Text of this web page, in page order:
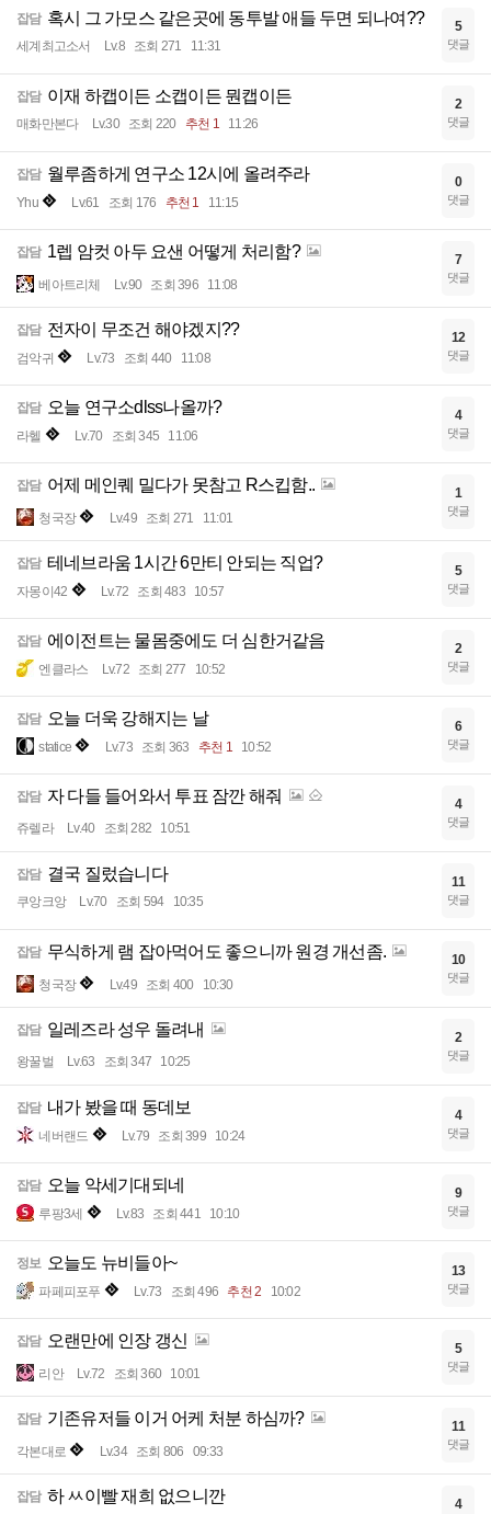
잡담 혹시 그 가모스 같은곳에 동투발 애들 두면 되나여??
세계최고소서 Lv.8 조회 271 11:31
5
댓글
잡담 이재 하캡이든 소캡이든 뭔캡이든
매화만본다 Lv.30 조회 220 추천 1 11:26
2
댓글
잡담 월루좀하게 연구소 12시에 올려주라
Yhu Lv.61 조회 176 추천 1 11:15
0
댓글
잡담 1렙 암컷 아두 요샌 어떻게 처리함?
베아트리체 Lv.90 조회 396 11:08
7
댓글
잡담 전자이 무조건 해야겠지??
검악귀 Lv.73 조회 440 11:08
12
댓글
잡담 오늘 연구소dlss나올까?
라헬 Lv.70 조회 345 11:06
4
댓글
잡담 어제 메인퀘 밀다가 못참고 R스킵함..
청국장 Lv.49 조회 271 11:01
1
댓글
잡담 테네브라움 1시간 6만티 안되는 직업?
자몽이42 Lv.72 조회 483 10:57
5
댓글
잡담 에이전트는 물몸중에도 더 심한거같음
엔클라스 Lv.72 조회 277 10:52
2
댓글
잡담 오늘 더욱 강해지는 날
statice Lv.73 조회 363 추천 1 10:52
6
댓글
잡담 자 다들 들어와서 투표 잠깐 해줘
쥬렐라 Lv.40 조회 282 10:51
4
댓글
잡담 결국 질렀습니다
쿠앙크앙 Lv.70 조회 594 10:35
11
댓글
잡담 무식하게 램 잡아먹어도 좋으니까 원경 개선좀.
청국장 Lv.49 조회 400 10:30
10
댓글
잡담 일레즈라 성우 돌려내
왕꿀벌 Lv.63 조회 347 10:25
2
댓글
잡담 내가 봤을 때 동데보
네버랜드 Lv.79 조회 399 10:24
4
댓글
잡담 오늘 악세기대되네
루팡3세 Lv.83 조회 441 10:10
9
댓글
정보 오늘도 뉴비들아~
파페피포푸 Lv.73 조회 496 추천 2 10:02
13
댓글
잡담 오랜만에 인장 갱신
리안 Lv.72 조회 360 10:01
5
댓글
잡담 기존유저들 이거 어케 처분 하심까?
각본대로 Lv.34 조회 806 09:33
11
댓글
잡담 하 ㅆ이빨 재희 없으니깐 4